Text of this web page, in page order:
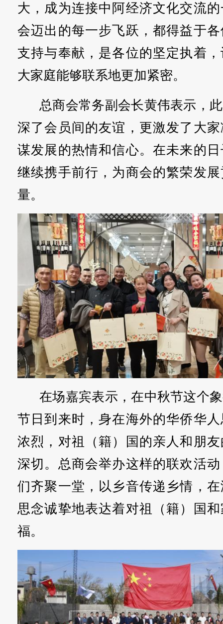
大，成为连接中阿经济文化交流
会迈出的每一步飞跃，都得益于
支持与奉献，是各位的坚定执着
大家庭能够联系地更加紧密。
总商会常务副会长黄伟表示，
深了会员间的友谊，更激发了大
谋发展的热情和信心。在未来的
继续携手前行，为商会的繁荣发
量。
在场嘉宾表示，在中秋节这个
节日到来时，身在海外的华侨华
浓烈，对祖（籍）国的亲人和朋
深切。总商会举办这样的联欢活
们齐聚一堂，以乡音传递乡情，
思念诚挚地表达着对祖（籍）国
福。